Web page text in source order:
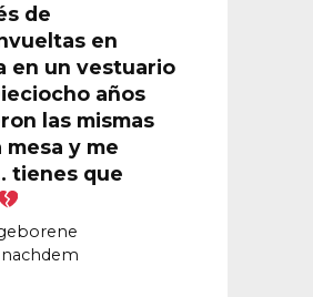
de
en
en un vestuario
años
las mismas
y me
tienes que